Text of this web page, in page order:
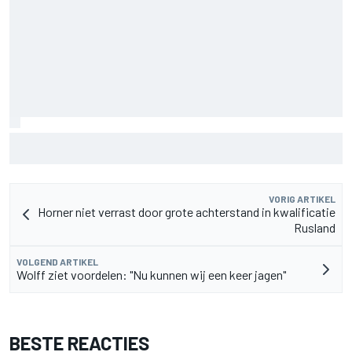
VORIG ARTIKEL
Horner niet verrast door grote achterstand in kwalificatie
Rusland
VOLGEND ARTIKEL
Wolff ziet voordelen: "Nu kunnen wij een keer jagen"
BESTE REACTIES